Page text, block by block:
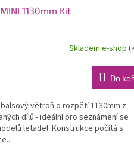
1130mm Kit
Skladem e-shop
Do
větroň o rozpětí 1130mm z
dílů - ideální pro seznámení se
letadel. Konstrukce počítá s